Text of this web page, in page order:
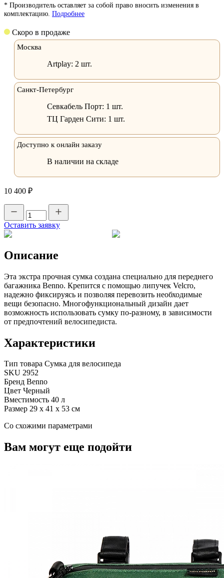
* Производитель оставляет за собой право вносить изменения в
комплектацию. Подробнее
Скоро в продаже
Москва
Artplay: 2 шт.
Санкт-Петербург
Севкабель Порт: 1 шт.
ТЦ Гарден Сити: 1 шт.
Доступно к онлайн заказу
В наличии на складе
10 400 ₽
Оставить заявку
Описание
Эта экстра прочная сумка создана специально для переднего
багажника Benno. Крепится с помощью липучек Velcro,
надежно фиксируясь и позволяя перевозить необходимые
вещи безопасно. Многофункциональный дизайн дает
возможность использовать сумку по-разному, в зависимости
от предпочтений велосипедиста.
Характеристики
Тип товара Сумка для велосипеда
SKU 2952
Бренд Benno
Цвет Черный
Вместимость 40 л
Размер 29 x 41 x 53 см
Cо схожими параметрами
Вам могут еще подойти